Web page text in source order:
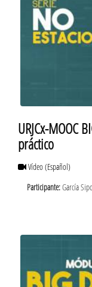
URJCx-MOOC
práctico
Vídeo(Español)
Participante:García